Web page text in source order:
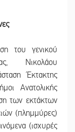
του γενικού
Νικολάου
Έκτακτης
Ανατολικής
των εκτάκτων
(πλημμύρες)
(ισχυρές